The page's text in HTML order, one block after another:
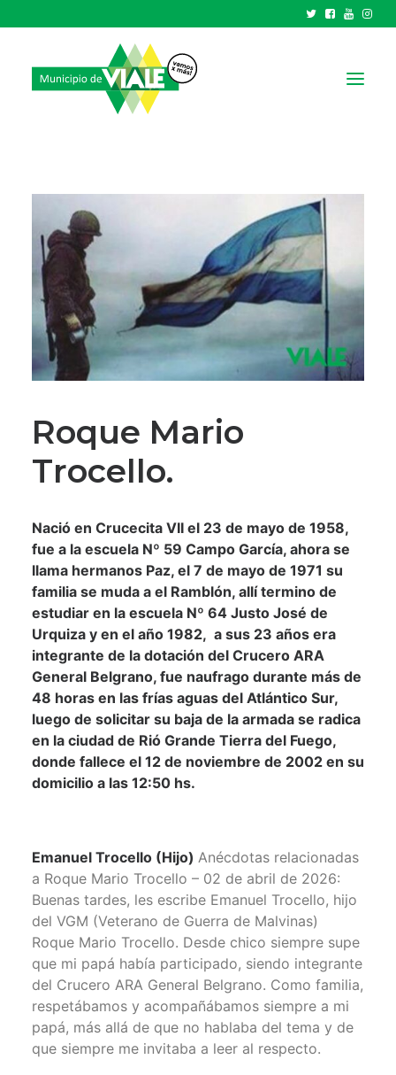
GOBIERNO
HCD
TRÁMITES Y SERVICIOS
CIUDAD
PARQUE INDUSTRIAL
RECAUDACIONES
Roque Mario
Trocello.
Nació en Crucecita VII el 23 de mayo de 1958,
fue a la escuela Nº 59 Campo García, ahora se
llama hermanos Paz, el 7 de mayo de 1971 su
familia se muda a el Ramblón, allí termino de
estudiar en la escuela Nº 64 Justo José de
Urquiza y en el año 1982, a sus 23 años era
integrante de la dotación del Crucero ARA
General Belgrano, fue naufrago durante más de
48 horas en las frías aguas del Atlántico Sur,
luego de solicitar su baja de la armada se radica
en la ciudad de Rió Grande Tierra del Fuego,
donde fallece el 12 de noviembre de 2002 en su
domicilio a las 12:50 hs.
Emanuel Trocello (Hijo) Anécdotas relacionadas
a Roque Mario Trocello – 02 de abril de 2026:
Buenas tardes, les escribe Emanuel Trocello, hijo
del VGM (Veterano de Guerra de Malvinas)
Roque Mario Trocello. Desde chico siempre supe
que mi papá había participado, siendo integrante
del Crucero ARA General Belgrano. Como familia,
respetábamos y acompañábamos siempre a mi
papá, más allá de que no hablaba del tema y de
que siempre me invitaba a leer al respecto.